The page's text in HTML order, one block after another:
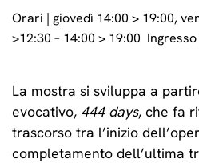
Orari | giovedì 14:00 > 19:00,
>12:30 – 14:00 > 19:00
La mostra si sviluppa a
evocativo,444 days, che fa
trascorso tra l’inizio
completamento dell’ultima